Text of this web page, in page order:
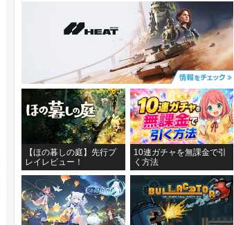
【ほの暮しの庭】先行プ
レイレビュー！
10連ガチャを無課金で引
く方法